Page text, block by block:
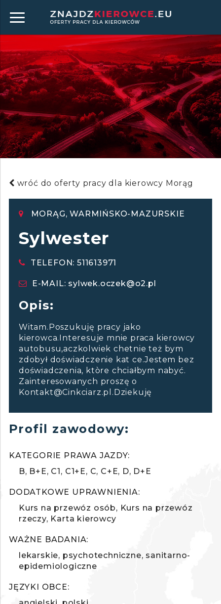
wróć do oferty pracy dla kierowcy Morąg
MORĄG, WARMIŃSKO-MAZURSKIE
Sylwester
TELEFON: 511613971
E-MAIL: sylwek.oczek@o2.pl
Opis:
Witam.Poszukuję pracy jako
kierowca.Interesuje mnie praca kierowcy
autobusu,aczkolwiek chetnie też bym
zdobył doświadczenie kat ce.Jestem bez
doświadczenia, ktòre chciałbym nabyć.
Zainteresowanych proszę o
Kontakt@Cinkciarz.pl.Dziekuję
Profil zawodowy:
KATEGORIE PRAWA JAZDY:
B B+E C1 C1+E C C+E D D+E
DODATKOWE UPRAWNIENIA:
Kurs na przewóz osób
Kurs na przewóz
rzeczy Karta kierowcy
WAŻNE BADANIA:
lekarskie psychotechniczne sanitarno-
epidemiologiczne
JĘZYKI OBCE: